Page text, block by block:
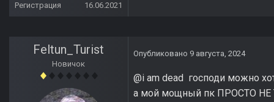
Регистрация
16.06.2021
Feltun_Turist
Новичок
Опубликовано 9 августа, 2024
@i am dead господи можно
а мой мощный пк ПРОСТО НЕ